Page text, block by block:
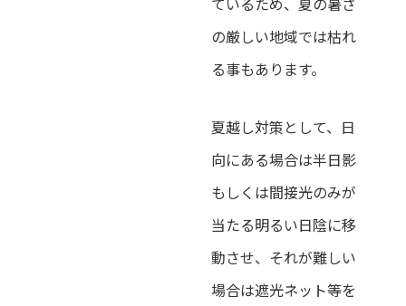
の厳しい地域では枯れ
る事もあります。
夏越し対策として、日
向にある場合は半日影
もしくは間接光のみが
当たる明るい日陰に移
動させ、それが難しい
場合は遮光ネット等を